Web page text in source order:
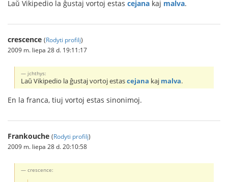
Laŭ Vikipedio la ĝustaj vortoj estas cejana kaj malva.
crescence (Rodyti profilį)
2009 m. liepa 28 d. 19:11:17
jchthys:
Laŭ Vikipedio la ĝustaj vortoj estascejana kaj malva.
En la franca, tiuj vortoj estas sinonimoj.
Frankouche (Rodyti profilį)
2009 m. liepa 28 d. 20:10:58
crescence: